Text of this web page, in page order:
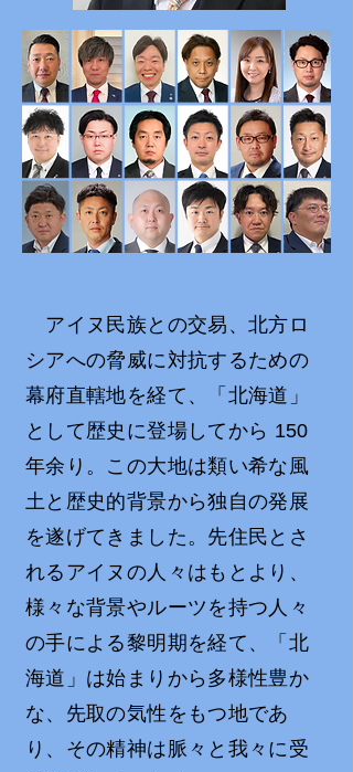
アイヌ民族との交易、北方ロ
シアへの脅威に対抗するための
幕府直轄地を経て、「北海道」
として歴史に登場してから 150
年余り。この大地は類い希な風
土と歴史的背景から独自の発展
を遂げてきました。先住民とさ
れるアイヌの人々はもとより、
様々な背景やルーツを持つ人々
の手による黎明期を経て、「北
海道」は始まりから多様性豊か
な、先取の気性をもつ地であ
り、その精神は脈々と我々に受